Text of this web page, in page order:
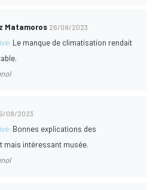
Matamoros 26/08/2023
Le manque de climatisation rendait
08/2023
Bonnes explications des
mais intéressant musée.